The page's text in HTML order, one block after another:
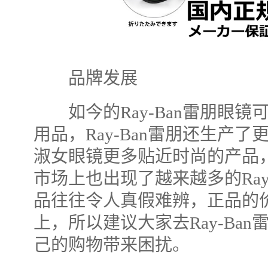
品牌发展
如今的Ray-Ban雷朋眼镜可
用品，Ray-Ban雷朋还生产了
淑女眼镜更多贴近时尚的产品
市场上也出现了越来越多的
品往往令人真假难辨，正品的
上，所以建议大家去Ray-Ban
己的购物带来困扰。